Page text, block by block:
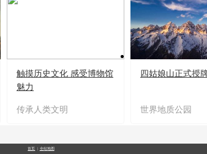
触摸历史文化 感受博物馆
魅力
传承人类文明
四姑娘山正式授
世界地质公园
首页 全站地图